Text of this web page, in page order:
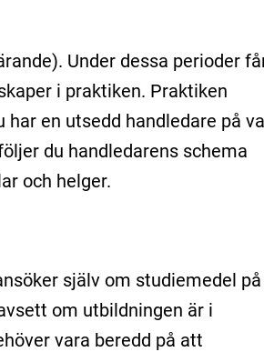
Under dessa perioder
i praktiken. Praktiken
en utsedd handledare på
du handledarens schema
och helger.
själv om studiemedel på
om utbildningen är i
vara beredd på att